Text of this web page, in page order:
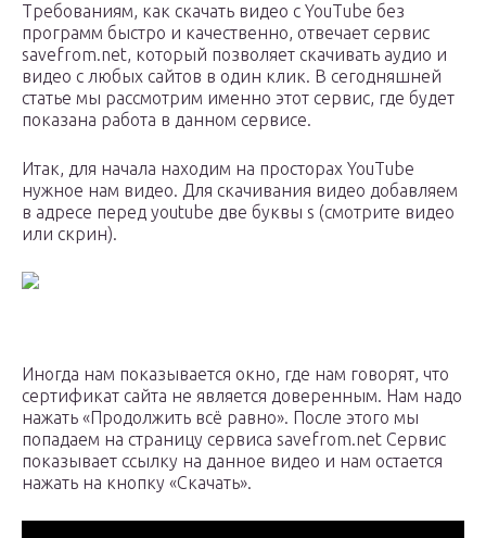
Требованиям, как скачать видео с YouTube без
программ быстро и качественно, отвечает сервис
savefrom.net, который позволяет скачивать аудио и
видео с любых сайтов в один клик. В сегодняшней
статье мы рассмотрим именно этот сервис, где будет
показана работа в данном сервисе.
Итак, для начала находим на просторах YouTube
нужное нам видео. Для скачивания видео добавляем
в адресе перед youtube две буквы s (смотрите видео
или скрин).
Иногда нам показывается окно, где нам говорят, что
сертификат сайта не является доверенным. Нам надо
нажать «Продолжить всё равно». После этого мы
попадаем на страницу сервиса savefrom.net Сервис
показывает ссылку на данное видео и нам остается
нажать на кнопку «Скачать».